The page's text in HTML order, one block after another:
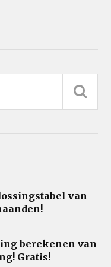
van
berekenen van
Gratis!